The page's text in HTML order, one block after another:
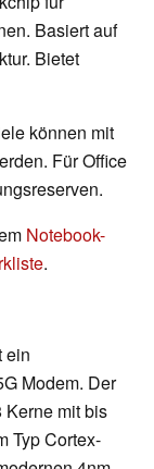
Basiert auf
Bietet
können mit
Für Office
Notebook-
.
ein
Modem. Der
Kerne mit bis
Typ Cortex-